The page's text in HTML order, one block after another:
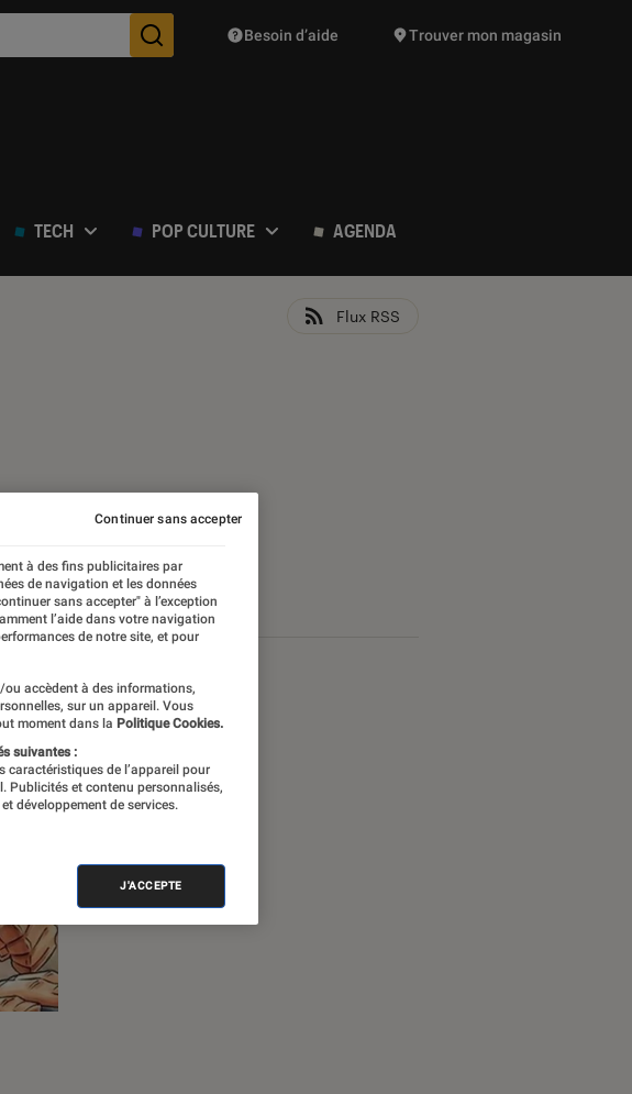
Des suggestions de produits vont vous être proposées
Besoin d’aide Trouver mon magasin
TECH POP CULTURE AGENDA
Flux RSS
à des fins publicitaires par
de navigation et les données
sans accepter" à l’exception
l’aide dans votre navigation
de notre site, et pour
accèdent à des informations,
sur un appareil. Vous
moment dans la Politique Cookies.
suivantes :
caractéristiques de l’appareil pour
Publicités et contenu personnalisés,
développement de services.
J'ACCEPTE
Continuer sans accepter